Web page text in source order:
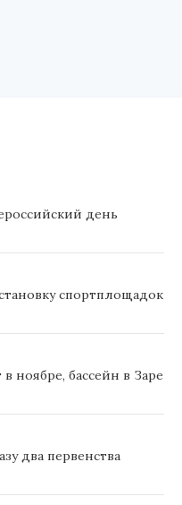
день
спортплощадок
ноябре, бассейн в Заре
два первенства